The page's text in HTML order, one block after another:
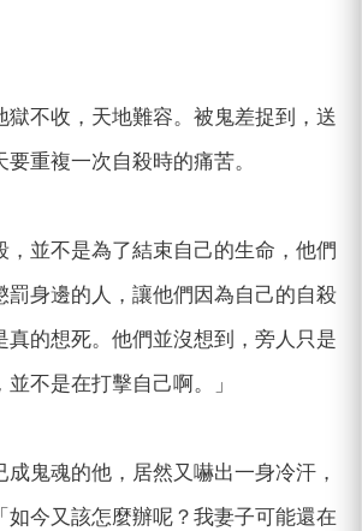
獄不收，天地難容。被鬼差捉到，送
重複一次自殺時的痛苦。
，並不是為了結束自己的生命，他們
罰身邊的人，讓他們因為自己的自殺
真的想死。他們並沒想到，旁人只是
不是在打擊自己啊。」
鬼魂的他，居然又嚇出一身冷汗，
如今又該怎麼辦呢？我妻子可能還在